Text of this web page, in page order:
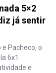
5×2
já sentir
Pacheco, o
6x1
e